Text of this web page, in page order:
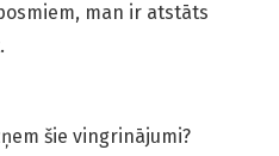
man ir atstāts
šie vingrinājumi?